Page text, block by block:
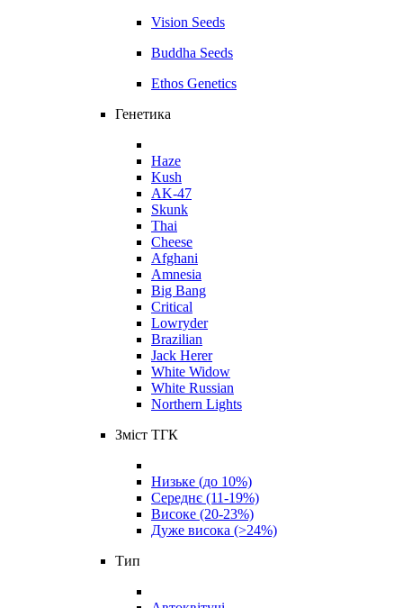
Vision Seeds
Buddha Seeds
Ethos Genetics
Генетика
Haze
Kush
AK-47
Skunk
Thai
Cheese
Afghani
Amnesia
Big Bang
Critical
Lowryder
Brazilian
Jack Herer
White Widow
White Russian
Northern Lights
Зміст ТГК
Низьке (до 10%)
Середнє (11-19%)
Високе (20-23%)
Дуже висока (>24%)
Тип